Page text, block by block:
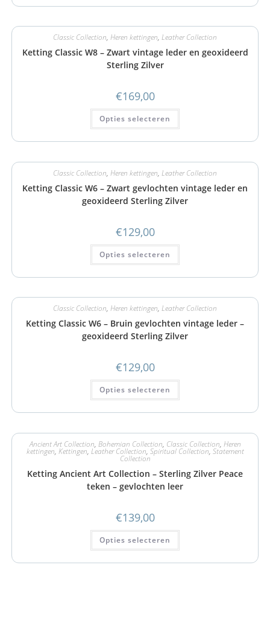
Classic Collection, Heren kettingen, Leather Collection
Ketting Classic W8 – Zwart vintage leder en geoxideerd
Sterling Zilver
€169,00
Opties selecteren
Classic Collection, Heren kettingen, Leather Collection
Ketting Classic W6 – Zwart gevlochten vintage leder en
geoxideerd Sterling Zilver
€129,00
Opties selecteren
Classic Collection, Heren kettingen, Leather Collection
Ketting Classic W6 – Bruin gevlochten vintage leder –
geoxideerd Sterling Zilver
€129,00
Opties selecteren
Ancient Art Collection, Bohemian Collection, Classic Collection, Heren
kettingen, Kettingen, Leather Collection, Spiritual Collection, Statement
Collection
Ketting Ancient Art Collection – Sterling Zilver Peace
teken – gevlochten leer
€139,00
Opties selecteren